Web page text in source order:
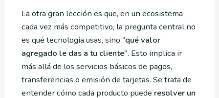
La otra gran lección es que, en un ecosistema
cada vez más competitivo, la pregunta central no
es qué tecnología usas, sino “qué valor
agregado le das a tu cliente”. Esto implica ir
más allá de los servicios básicos de pagos,
transferencias o emisión de tarjetas. Se trata de
entender cómo cada producto puede resolver un